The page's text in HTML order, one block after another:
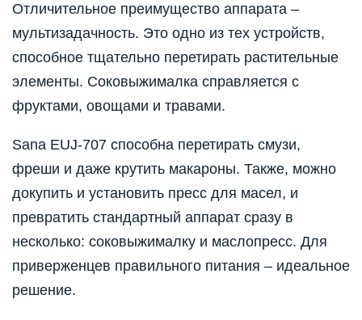
Отличительное преимущество аппарата –
мультизадачность. Это одно из тех устройств,
способное тщательно перетирать растительные
элементы. Соковыжималка справляется с
фруктами, овощами и травами.
Sana EUJ-707 способна перетирать смузи,
фреши и даже крутить макароны. Также, можно
докупить и установить пресс для масел, и
превратить стандартный аппарат сразу в
несколько: соковыжималку и маслопресс. Для
приверженцев правильного питания – идеальное
решение.